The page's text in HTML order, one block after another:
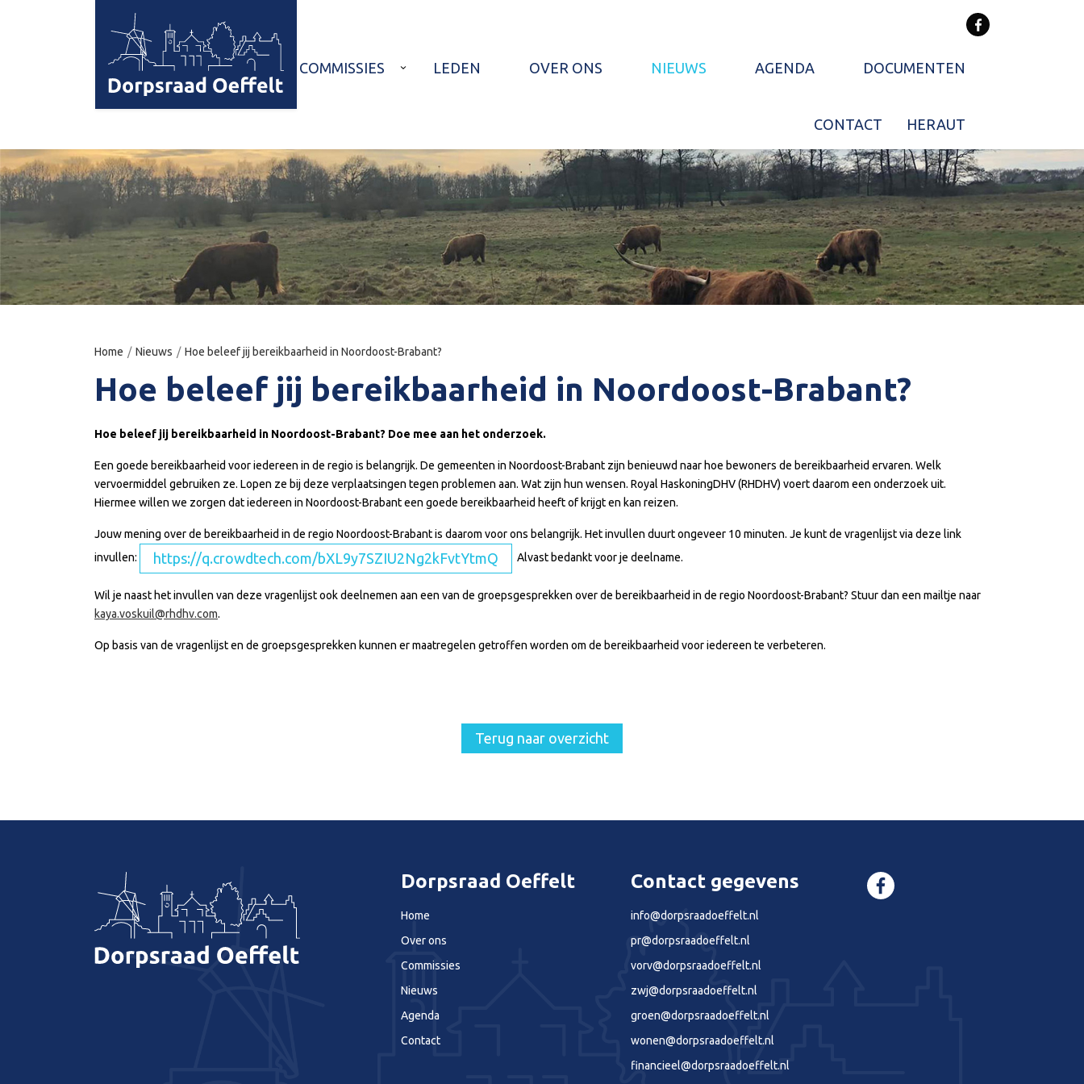
HOME COMMISSIES LEDEN OVER ONS NIEUWS AGENDA DOCUMENTEN
CONTACT HERAUT
Home / Nieuws / Hoe beleef jij bereikbaarheid in Noordoost-Brabant?
Hoe beleef jij bereikbaarheid in Noordoost-Brabant?
Hoe beleef jij bereikbaarheid in Noordoost-Brabant? Doe mee aan het onderzoek.
Een goede bereikbaarheid voor iedereen in de regio is belangrijk. De gemeenten in Noordoost-Brabant zijn benieuwd naar hoe bewoners de bereikbaarheid ervaren. Welk
vervoermiddel gebruiken ze. Lopen ze bij deze verplaatsingen tegen problemen aan. Wat zijn hun wensen. Royal HaskoningDHV (RHDHV) voert daarom een onderzoek uit.
Hiermee willen we zorgen dat iedereen in Noordoost-Brabant een goede bereikbaarheid heeft of krijgt en kan reizen.
Jouw mening over de bereikbaarheid in de regio Noordoost-Brabant is daarom voor ons belangrijk. Het invullen duurt ongeveer 10 minuten. Je kunt de vragenlijst via deze link
invullen:
https://q.crowdtech.com/bXL9y7SZIU2Ng2kFvtYtmQ Alvast bedankt voor je deelname.
Wil je naast het invullen van deze vragenlijst ook deelnemen aan een van de groepsgesprekken over de bereikbaarheid in de regio Noordoost-Brabant? Stuur dan een mailtje naar
kaya.voskuil@rhdhv.com.
Op basis van de vragenlijst en de groepsgesprekken kunnen er maatregelen getroffen worden om de bereikbaarheid voor iedereen te verbeteren.
Terug naar overzicht
Dorpsraad Oeffelt
Home
Over ons
Commissies
Nieuws
Agenda
Contact
Contact gegevens
info@dorpsraadoeffelt.nl
pr@dorpsraadoeffelt.nl
vorv@dorpsraadoeffelt.nl
zwj@dorpsraadoeffelt.nl
groen@dorpsraadoeffelt.nl
wonen@dorpsraadoeffelt.nl
financieel@dorpsraadoeffelt.nl